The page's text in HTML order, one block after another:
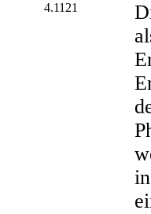
4.1121